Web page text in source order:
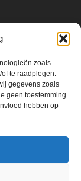
zoals
te raadplegen.
gegevens zoals
geen toestemming
hebben op